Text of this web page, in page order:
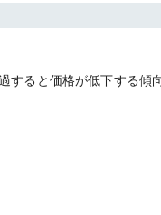
ると価格が低下する傾